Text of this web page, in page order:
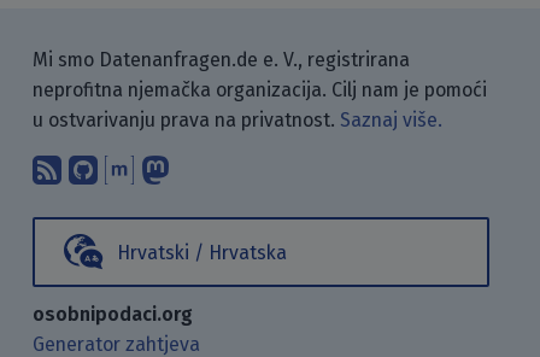
Mi smo Datenanfragen.de e. V., registrirana
neprofitna njemačka organizacija. Cilj nam je pomoći
u ostvarivanju prava na privatnost. Saznaj više.
Pretplati se na naš blog koristeći
Pronađi nas na GitHubu.
Raspravljaj s nama putem
Hrvatski / Hrvatska
osobnipodaci.org
Generator zahtjeva